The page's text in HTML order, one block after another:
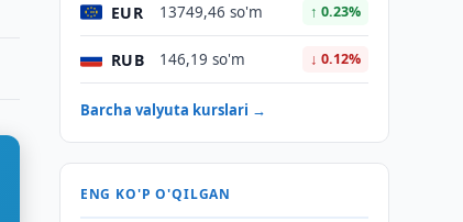
EUR 13749,46 so'm ↑ 0.23%
RUB 146,19 so'm ↓ 0.12%
Barcha valyuta kurslari →
ENG KO'P O'QILGAN